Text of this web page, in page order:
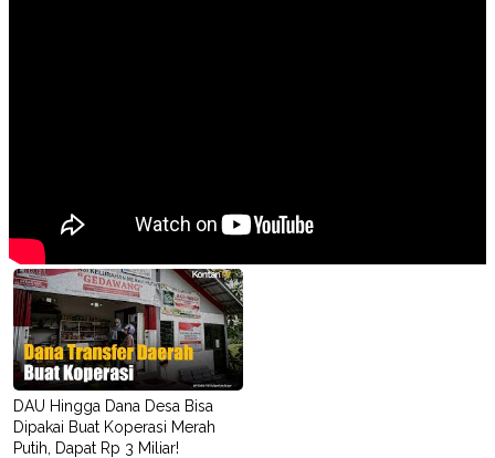
DAU Hingga Dana Desa Bisa
Dipakai Buat Koperasi Merah
Putih, Dapat Rp 3 Miliar!